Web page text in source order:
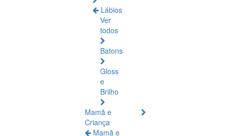
Lábios
Ver
todos
Batons
Gloss
e
Brilho
Mamã e
Criança
Mamã e